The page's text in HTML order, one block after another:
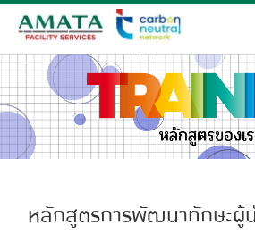
หลักสูตรการพัฒนาทักษะผู้